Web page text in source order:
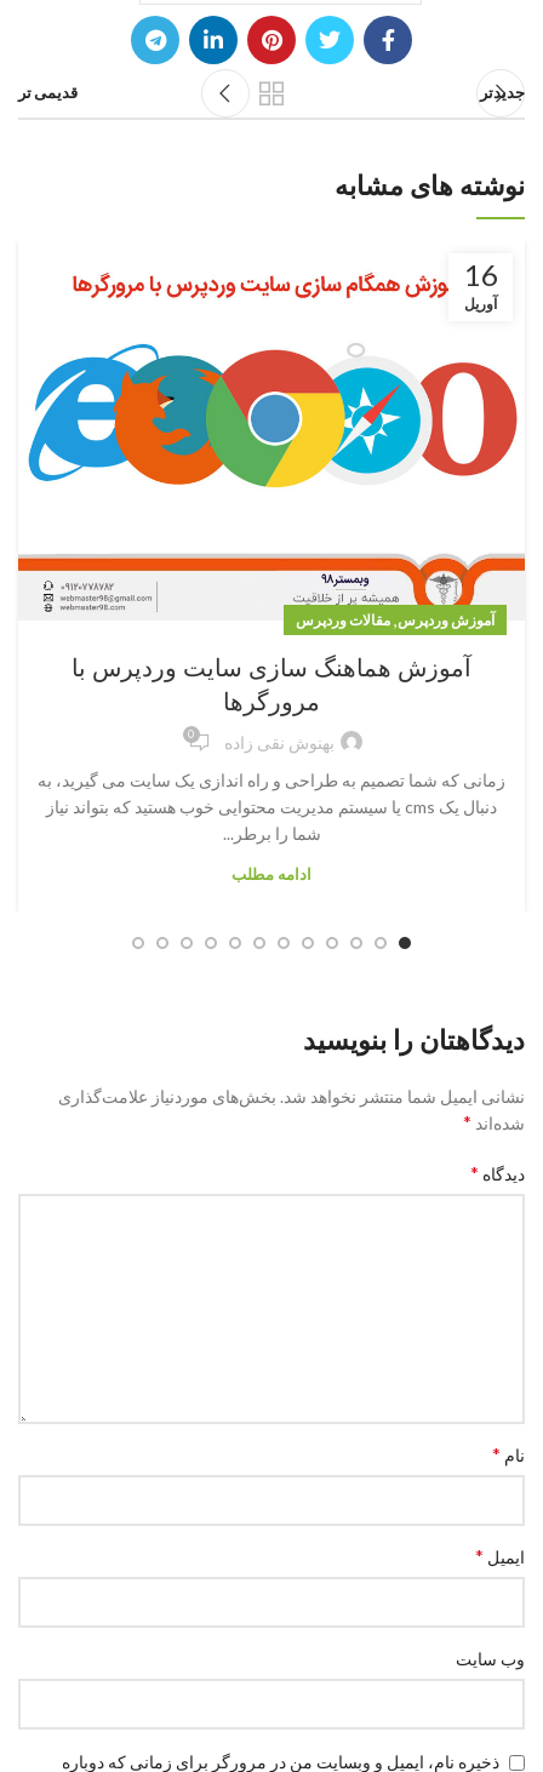
جدیدتر قدیمی تر
نوشته های مشابه
16
آوریل
آموزش وردپرس, مقالات وردپرس
آموزش هماهنگ سازی سایت وردپرس با
مرورگرها
بهنوش نقی زاده 0
زمانی که شما تصمیم به طراحی و راه اندازی یک سایت می گیرید، به
دنبال یک cms یا سیستم مدیریت محتوایی خوب هستید که بتواند نیاز
شما را برطر...
ادامه مطلب
دیدگاهتان را بنویسید
نشانی ایمیل شما منتشر نخواهد شد. بخش‌های موردنیاز علامت‌گذاری
شده‌اند *
دیدگاه *
نام *
ایمیل *
وب‌ سایت
ذخیره نام، ایمیل و وبسایت من در مرورگر برای زمانی که دوباره